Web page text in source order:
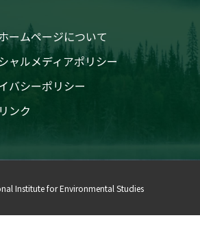
ームページについて
ャルメディアポリシー
バシーポリシー
ンク
Institute for Environmental Studies